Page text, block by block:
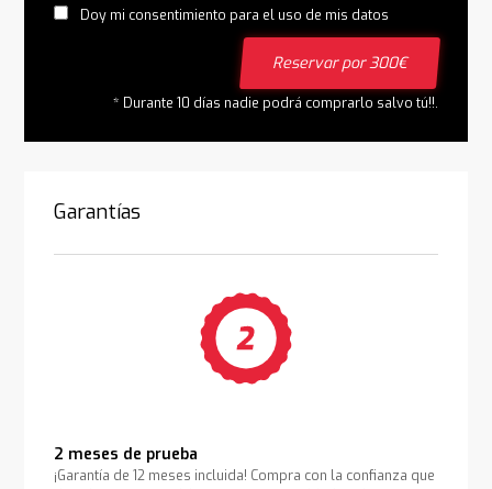
Doy mi consentimiento para el uso de mis datos
Reservar por 300€
* Durante 10 días nadie podrá comprarlo salvo tú!!.
Garantías
2 meses de prueba
¡Garantía de 12 meses incluida! Compra con la confianza que